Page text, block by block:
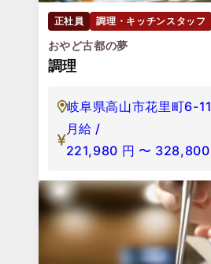
正社員 調理・キッチンスタッフ
おやど古都の夢
調理
岐阜県高山市花里町6-11
月給 /
221,980 円 〜 328,800